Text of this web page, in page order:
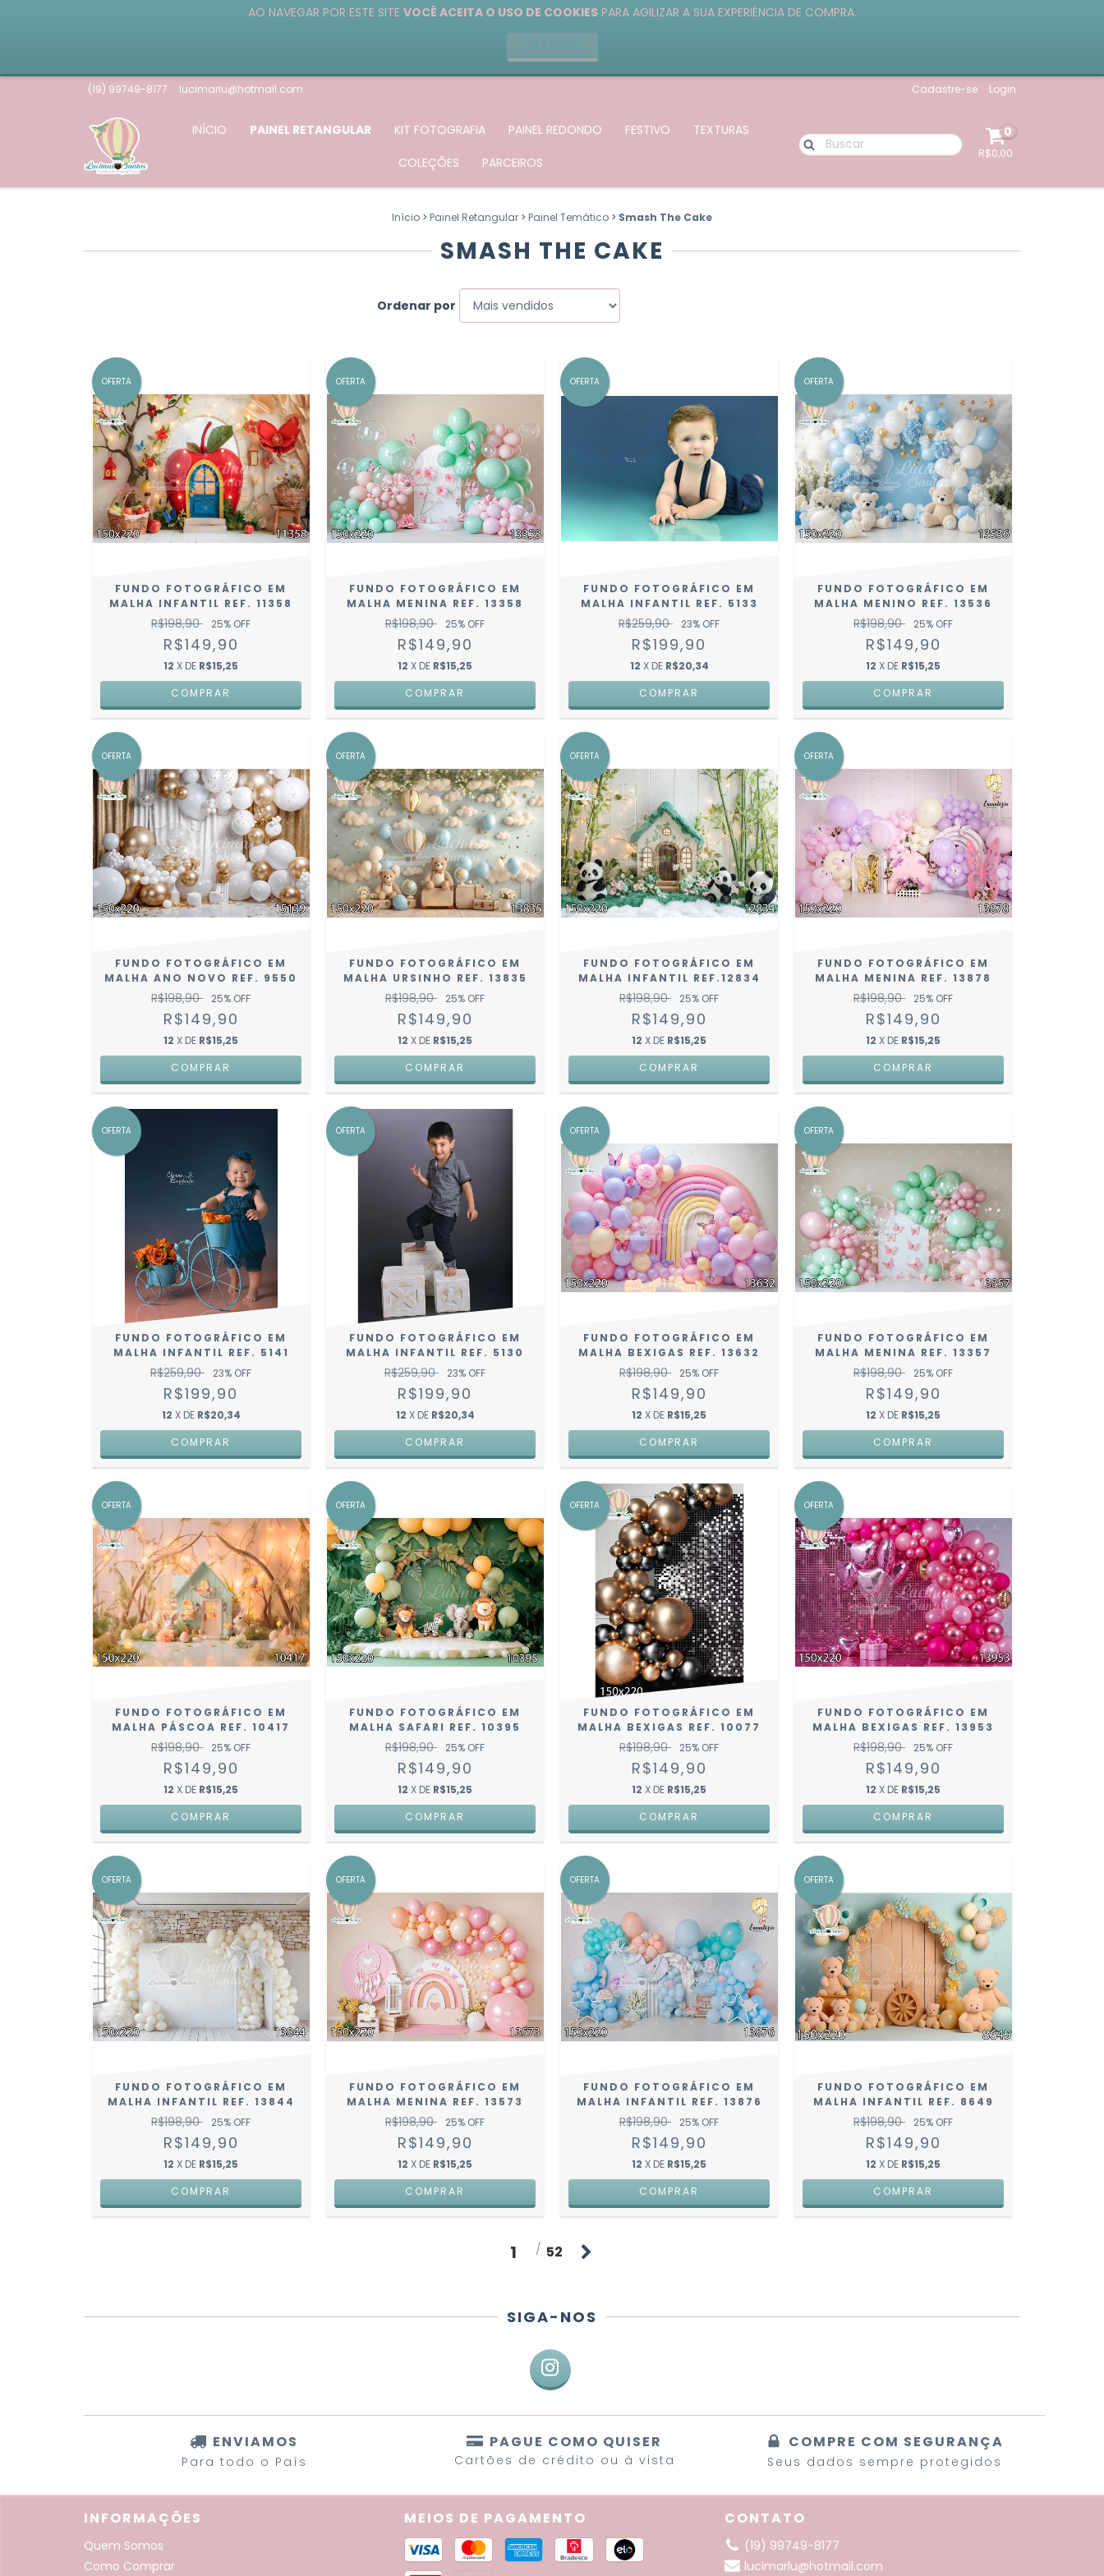
AO NAVEGAR POR ESTE SITE VOCÊ ACEITA O USO DE COOKIESPARA AGILIZAR A SUA EXPERIÊNCIA DE COMPRA.
(19) 99749-8177 lucimarlu@hotmail.com Cadastre-se Login
INÍCIO PAINEL RETANGULAR KIT FOTOGRAFIA PAINEL REDONDO FESTIVO
TEXTURAS
COLEÇÕES
PARCEIROS
0
R$0,00
Início > Painel Retangular > Painel Temático > Smash The Cake
SMASH THE CAKE
Ordenar por
OFERTA
FUNDO FOTOGRÁFICO EM
MALHA INFANTIL REF. 11358
R$198,90 25% OFF
R$149,90
12 X DE R$15,25
COMPRAR
OFERTA
FUNDO FOTOGRÁFICO EM
MALHA MENINA REF. 13358
R$198,90 25% OFF
R$149,90
12 X DE R$15,25
COMPRAR
OFERTA
FUNDO FOTOGRÁFICO EM
MALHA INFANTIL REF. 5133
R$259,90 23% OFF
R$199,90
12 X DE R$20,34
COMPRAR
OFERTA
FUNDO FOTOGRÁFICO EM
MALHA MENINO REF. 13536
R$198,90 25% OFF
R$149,90
12 X DE R$15,25
COMPRAR
OFERTA
FUNDO FOTOGRÁFICO EM
MALHA ANO NOVO REF. 9550
R$198,90 25% OFF
R$149,90
12 X DE R$15,25
COMPRAR
OFERTA
FUNDO FOTOGRÁFICO EM
MALHA URSINHO REF. 13835
R$198,90 25% OFF
R$149,90
12 X DE R$15,25
COMPRAR
OFERTA
FUNDO FOTOGRÁFICO EM
MALHA INFANTIL REF.12834
R$198,90 25% OFF
R$149,90
12 X DE R$15,25
COMPRAR
OFERTA
FUNDO FOTOGRÁFICO EM
MALHA MENINA REF. 13878
R$198,90 25% OFF
R$149,90
12 X DE R$15,25
COMPRAR
OFERTA
FUNDO FOTOGRÁFICO EM
MALHA INFANTIL REF. 5141
R$259,90 23% OFF
R$199,90
12 X DE R$20,34
COMPRAR
OFERTA
FUNDO FOTOGRÁFICO EM
MALHA INFANTIL REF. 5130
R$259,90 23% OFF
R$199,90
12 X DE R$20,34
COMPRAR
OFERTA
FUNDO FOTOGRÁFICO EM
MALHA BEXIGAS REF. 13632
R$198,90 25% OFF
R$149,90
12 X DE R$15,25
COMPRAR
OFERTA
FUNDO FOTOGRÁFICO EM
MALHA MENINA REF. 13357
R$198,90 25% OFF
R$149,90
12 X DE R$15,25
COMPRAR
OFERTA
FUNDO FOTOGRÁFICO EM
MALHA PÁSCOA REF. 10417
R$198,90 25% OFF
R$149,90
12 X DE R$15,25
COMPRAR
OFERTA
FUNDO FOTOGRÁFICO EM
MALHA SAFARI REF. 10395
R$198,90 25% OFF
R$149,90
12 X DE R$15,25
COMPRAR
OFERTA
FUNDO FOTOGRÁFICO EM
MALHA BEXIGAS REF. 10077
R$198,90 25% OFF
R$149,90
12 X DE R$15,25
COMPRAR
OFERTA
FUNDO FOTOGRÁFICO EM
MALHA BEXIGAS REF. 13953
R$198,90 25% OFF
R$149,90
12 X DE R$15,25
COMPRAR
OFERTA
FUNDO FOTOGRÁFICO EM
MALHA INFANTIL REF. 13844
R$198,90 25% OFF
R$149,90
12 X DE R$15,25
COMPRAR
OFERTA
FUNDO FOTOGRÁFICO EM
MALHA MENINA REF. 13573
R$198,90 25% OFF
R$149,90
12 X DE R$15,25
COMPRAR
OFERTA
FUNDO FOTOGRÁFICO EM
MALHA INFANTIL REF. 13876
R$198,90 25% OFF
R$149,90
12 X DE R$15,25
COMPRAR
OFERTA
FUNDO FOTOGRÁFICO EM
MALHA INFANTIL REF. 8649
R$198,90 25% OFF
R$149,90
12 X DE R$15,25
COMPRAR
1 52
SIGA-NOS
ENVIAMOS
Para todo o País
PAGUE COMO QUISER
Cartões de crédito ou à vista
COMPRE COM SEGURANÇA
Seus dados sempre protegidos
INFORMAÇÕES
Quem Somos
Como Comprar
MEIOS DE PAGAMENTO CONTATO
(19) 99749-8177
lucimarlu@hotmail.com